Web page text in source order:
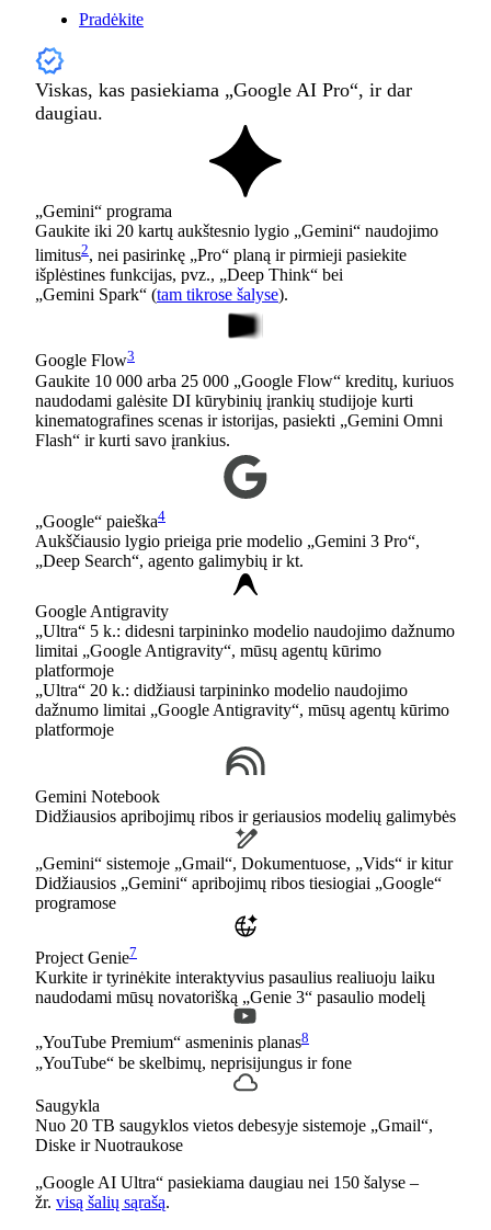
Pradėkite
Viskas, kas pasiekiama „Google AI Pro“, ir dar
daugiau.
„Gemini“ programa
Gaukite iki 20 kartų aukštesnio lygio „Gemini“ naudojimo
limitus2, nei pasirinkę „Pro“ planą ir pirmieji pasiekite
išplėstines funkcijas, pvz., „Deep Think“ bei
„Gemini Spark“ (tam tikrose šalyse).
Google Flow3
Gaukite 10 000 arba 25 000 „Google Flow“ kreditų, kuriuos
naudodami galėsite DI kūrybinių įrankių studijoje kurti
kinematografines scenas ir istorijas, pasiekti „Gemini Omni
Flash“ ir kurti savo įrankius.
„Google“ paieška4
Aukščiausio lygio prieiga prie modelio „Gemini 3 Pro“,
„Deep Search“, agento galimybių ir kt.
Google Antigravity
„Ultra“ 5 k.: didesni tarpininko modelio naudojimo dažnumo
limitai „Google Antigravity“, mūsų agentų kūrimo
platformoje
„Ultra“ 20 k.: didžiausi tarpininko modelio naudojimo
dažnumo limitai „Google Antigravity“, mūsų agentų kūrimo
platformoje
Gemini Notebook
Didžiausios apribojimų ribos ir geriausios modelių galimybės
„Gemini“ sistemoje „Gmail“, Dokumentuose, „Vids“ ir kitur
Didžiausios „Gemini“ apribojimų ribos tiesiogiai „Google“
programose
Project Genie7
Kurkite ir tyrinėkite interaktyvius pasaulius realiuoju laiku
naudodami mūsų novatorišką „Genie 3“ pasaulio modelį
„YouTube Premium“ asmeninis planas8
„YouTube“ be skelbimų, neprisijungus ir fone
Saugykla
Nuo 20 TB saugyklos vietos debesyje sistemoje „Gmail“,
Diske ir Nuotraukose
„Google AI Ultra“ pasiekiama daugiau nei 150 šalyse –
žr. visą šalių sąrašą.